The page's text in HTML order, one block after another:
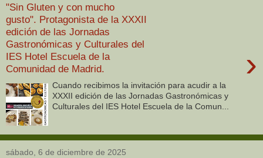
"Sin Gluten y con mucho
gusto". Protagonista de la XXXII
edición de las Jornadas
Gastronómicas y Culturales del
IES Hotel Escuela de la
Comunidad de Madrid.
›
Cuando recibimos la invitación para acudir a la
XXXII edición de las Jornadas Gastronómicas y
Culturales del IES Hotel Escuela de la Comun...
sábado, 6 de diciembre de 2025